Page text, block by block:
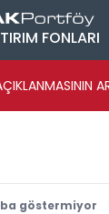
FONLARI
göstermiyor